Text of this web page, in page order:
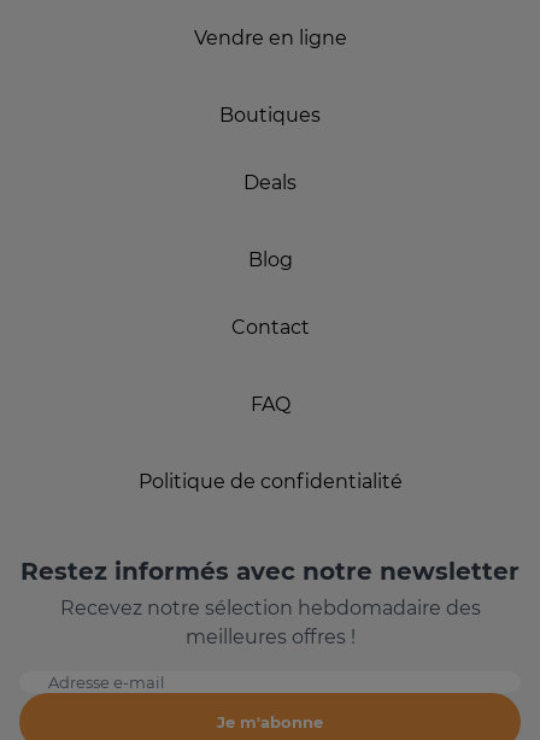
Vendre en ligne
Boutiques
Deals
Blog
Contact
FAQ
Politique de confidentialité
Restez informés avec notre newsletter
Recevez notre sélection hebdomadaire des
meilleures offres !
Adresse e-mail
Je m'abonne